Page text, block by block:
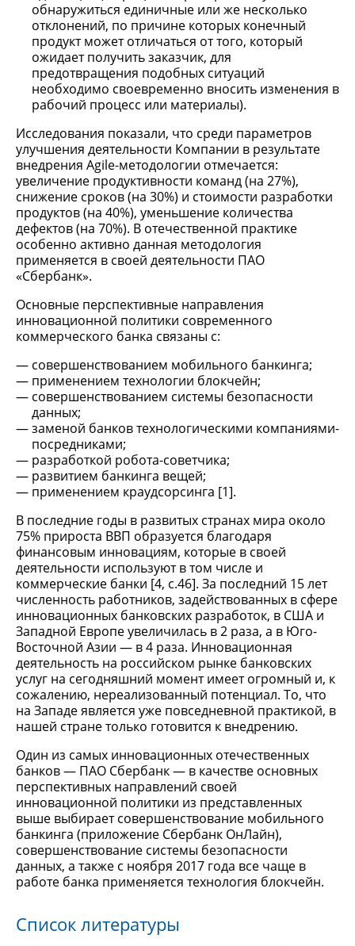
обнаружиться единичные или же несколько
отклонений, по причине которых конечный
продукт может отличаться от того, который
ожидает получить заказчик, для
предотвращения подобных ситуаций
необходимо своевременно вносить изменения в
рабочий процесс или материалы).
Исследования показали, что среди параметров
улучшения деятельности Компании в результате
внедрения Agile-методологии отмечается:
увеличение продуктивности команд (на 27%),
снижение сроков (на 30%) и стоимости разработки
продуктов (на 40%), уменьшение количества
дефектов (на 70%). В отечественной практике
особенно активно данная методология
применяется в своей деятельности ПАО
«Сбербанк».
Основные перспективные направления
инновационной политики современного
коммерческого банка связаны с:
совершенствованием мобильного банкинга;
применением технологии блокчейн;
совершенствованием системы безопасности
данных;
заменой банков технологическими компаниями-
посредниками;
разработкой робота-советчика;
развитием банкинга вещей;
применением краудсорсинга [1].
В последние годы в развитых странах мира около
75% прироста ВВП образуется благодаря
финансовым инновациям, которые в своей
деятельности используют в том числе и
коммерческие банки [4, с.46]. За последний 15 лет
численность работников, задействованных в сфере
инновационных банковских разработок, в США и
Западной Европе увеличилась в 2 раза, а в Юго-
Восточной Азии — в 4 раза. Инновационная
деятельность на российском рынке банковских
услуг на сегодняшний момент имеет огромный и, к
сожалению, нереализованный потенциал. То, что
на Западе является уже повседневной практикой, в
нашей стране только готовится к внедрению.
Один из самых инновационных отечественных
банков — ПАО Сбербанк — в качестве основных
перспективных направлений своей
инновационной политики из представленных
выше выбирает совершенствование мобильного
банкинга (приложение Сбербанк ОнЛайн),
совершенствование системы безопасности
данных, а также с ноября 2017 года все чаще в
работе банка применяется технология блокчейн.
Список литературы